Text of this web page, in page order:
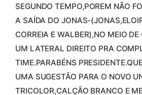
SEGUNDO TEMPO,POREM NÃO
A SAÍDA DO JONAS-
CORREIA E WALBER),NO MEIO
UM LATERAL DIREITO PRA
TIME.PARABÉNS
UMA SUGESTÃO PARA O NOVO
TRICOLOR,CALÇÃO BRANCO E